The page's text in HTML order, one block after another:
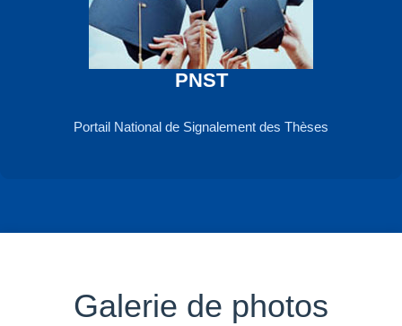
PNST
Portail National de Signalement des Thèses
Galerie de photos